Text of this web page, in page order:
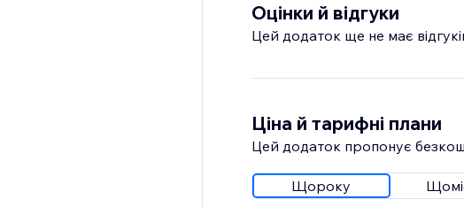
Оцінки й відгуки
Цей додаток ще не має
Ціна й тарифні плани
Цей додаток пропонує
Щороку